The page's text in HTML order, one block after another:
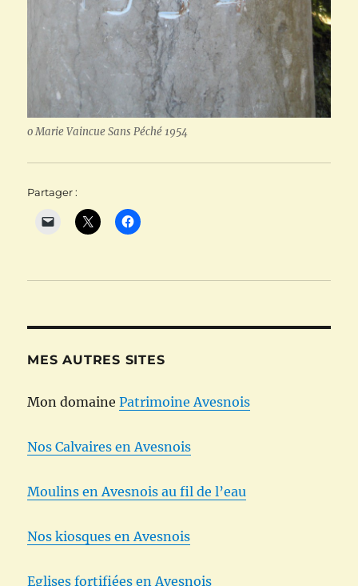
o Marie Vaincue Sans Péché 1954
Partager :
MES AUTRES SITES
Mon domainePatrimoine Avesnois
Nos Calvaires en Avesnois
Moulins en Avesnois au fil de l’eau
Nos kiosques en Avesnois
Eglises fortifiées en Avesnois